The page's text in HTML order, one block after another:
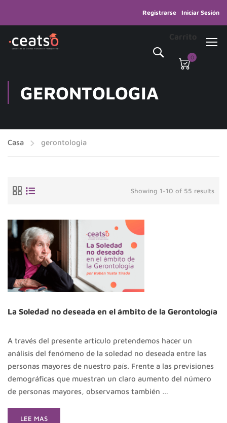
Registrarse Iniciar Sesión
Carrito
0
GERONTOLOGIA
Casa gerontologia
Showing 1-10 of 55 results
La Soledad no deseada en el ámbito de la Gerontología
A través del presente artículo pretendemos hacer un
análisis del fenómeno de la soledad no deseada entre las
personas mayores de nuestro país. Frente a las previsiones
demográficas que muestran un claro aumento del número
de personas mayores, observamos también …
READ
LEE MAS